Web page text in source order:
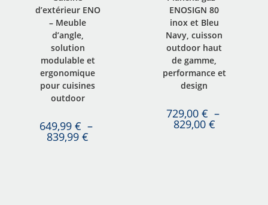
d’extérieur ENO
– Meuble
d’angle,
solution
modulable et
ergonomique
pour cuisines
outdoor
649,99€ –
839,99€
ENOSIGN 80
inox et Bleu
Navy, cuisson
outdoor haut
de gamme,
performance et
design
729,00 € –
829,00 €